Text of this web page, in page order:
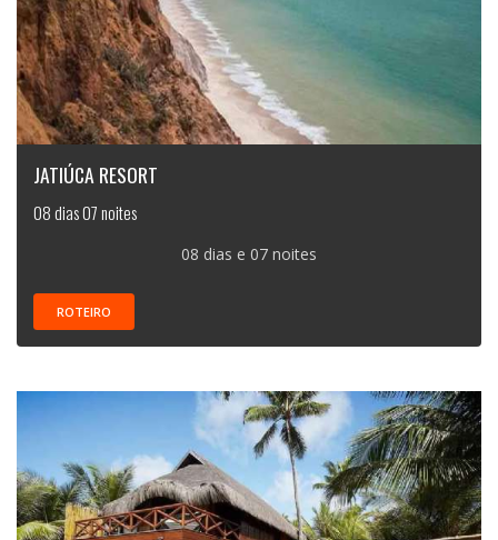
JATIÚCA RESORT
08 dias 07 noites
08 dias e 07 noites
ROTEIRO